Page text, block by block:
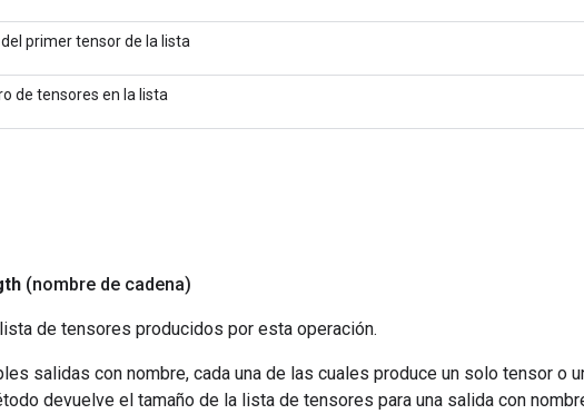
primer tensor de la lista
de tensores en la lista
(nombre de cadena)
de tensores producidos por esta operación.
salidas con nombre, cada una de las cuales produce un solo tensor o
devuelve el tamaño de la lista de tensores para una salida con